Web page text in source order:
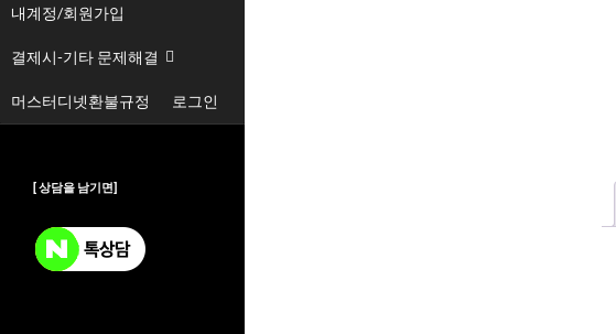
내계정/회원가입
결제시-기타 문제해결
머스터디넷환불규정 로그인
[ 상담을 남기면]